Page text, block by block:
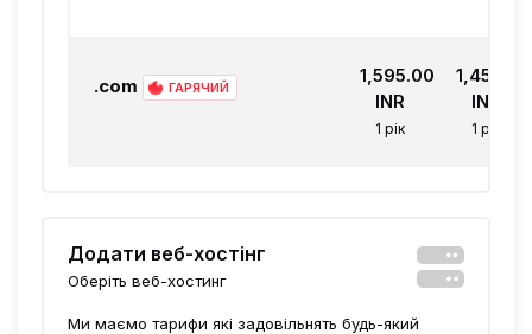
.com ГАРЯЧИЙ
₹1,595.00
INR
1 рік
₹1,450.00
INR
1 рік
Додати веб-хостінг
Оберіть веб-хостинг
Ми маємо тарифи які задовільнять будь-який